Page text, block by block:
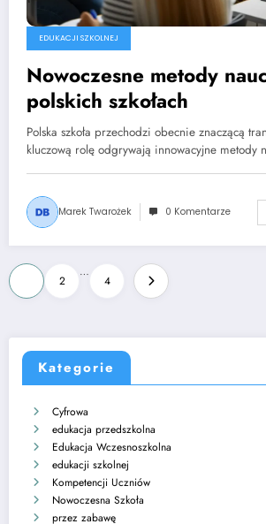
EDUKACJI SZKOLNEJ
Nowoczesne metody
polskich szkołach
Polska szkoła przechodzi obecnie znaczącą
kluczową rolę odgrywają innowacyjne metody
Marek Twarożek 0 Komentarze
Stronicowanie
wpisów
2
…
4
Kategorie
Cyfrowa
edukacja przedszkolna
Edukacja Wczesnoszkolna
edukacji szkolnej
Kompetencji Uczniów
Nowoczesna Szkoła
przez zabawę